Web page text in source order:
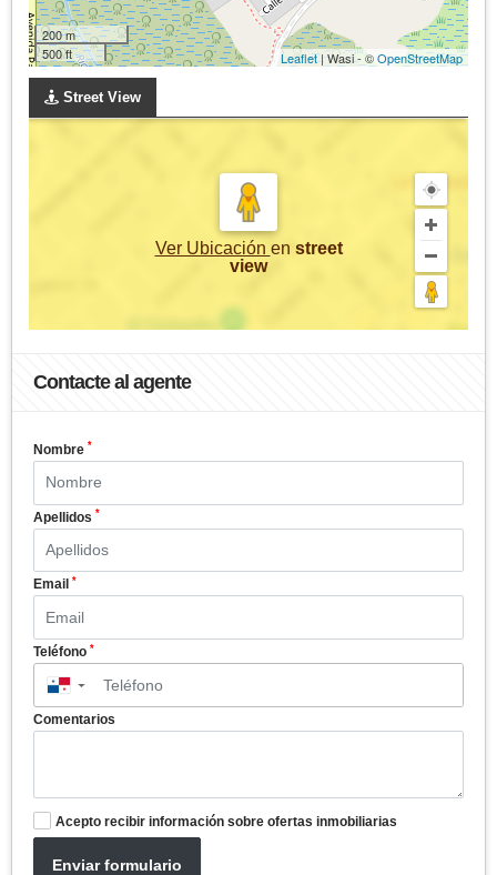
200 m
500 ft
Leaflet| Wasi - ©OpenStreetMap
Street View
Ver Ubicación en street
view
Contacte al agente
Nombre *
Apellidos *
Email *
Teléfono *
▼
Comentarios
Acepto recibir información sobre ofertas inmobiliarias
Enviar formulario